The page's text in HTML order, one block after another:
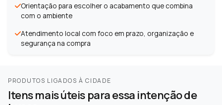
Orientação para escolher o acabamento que combina
com o ambiente
Atendimento local com foco em prazo, organização e
segurança na compra
PRODUTOS LIGADOS À CIDADE
Itens mais úteis para essa intenção de